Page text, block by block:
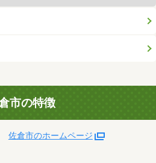
市の特徴
佐倉市のホームページ